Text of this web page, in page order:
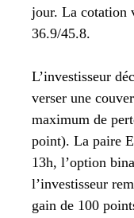
jour. La cotation
36.9/45.8.
L’investisseur
verser une
maximum de
point). La paire
13h, l’option
l’investisseur
gain de 100